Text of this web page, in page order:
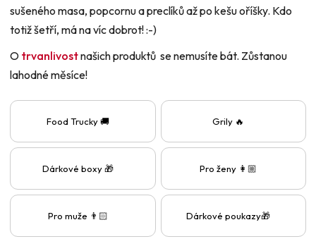
sušeného masa, popcornu a preclíků až po kešu oříšky. Kdo
totiž šetří, má na víc dobrot! :-)
O trvanlivostnašich produktů se nemusíte bát. Zůstanou
lahodné měsíce!
Food Trucky 🚚 Grily 🔥
Dárkové boxy 🎁 Pro ženy 👩🏼
Pro muže 👨🏻 Dárkové poukazy🎁